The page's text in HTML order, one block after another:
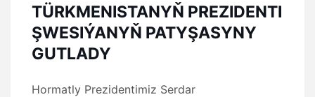
TÜRKMENISTANYŇ PREZIDENTI
ŞWESIÝANYŇ PATYŞASYNY
GUTLADY
Hormatly Prezidentimiz Serdar